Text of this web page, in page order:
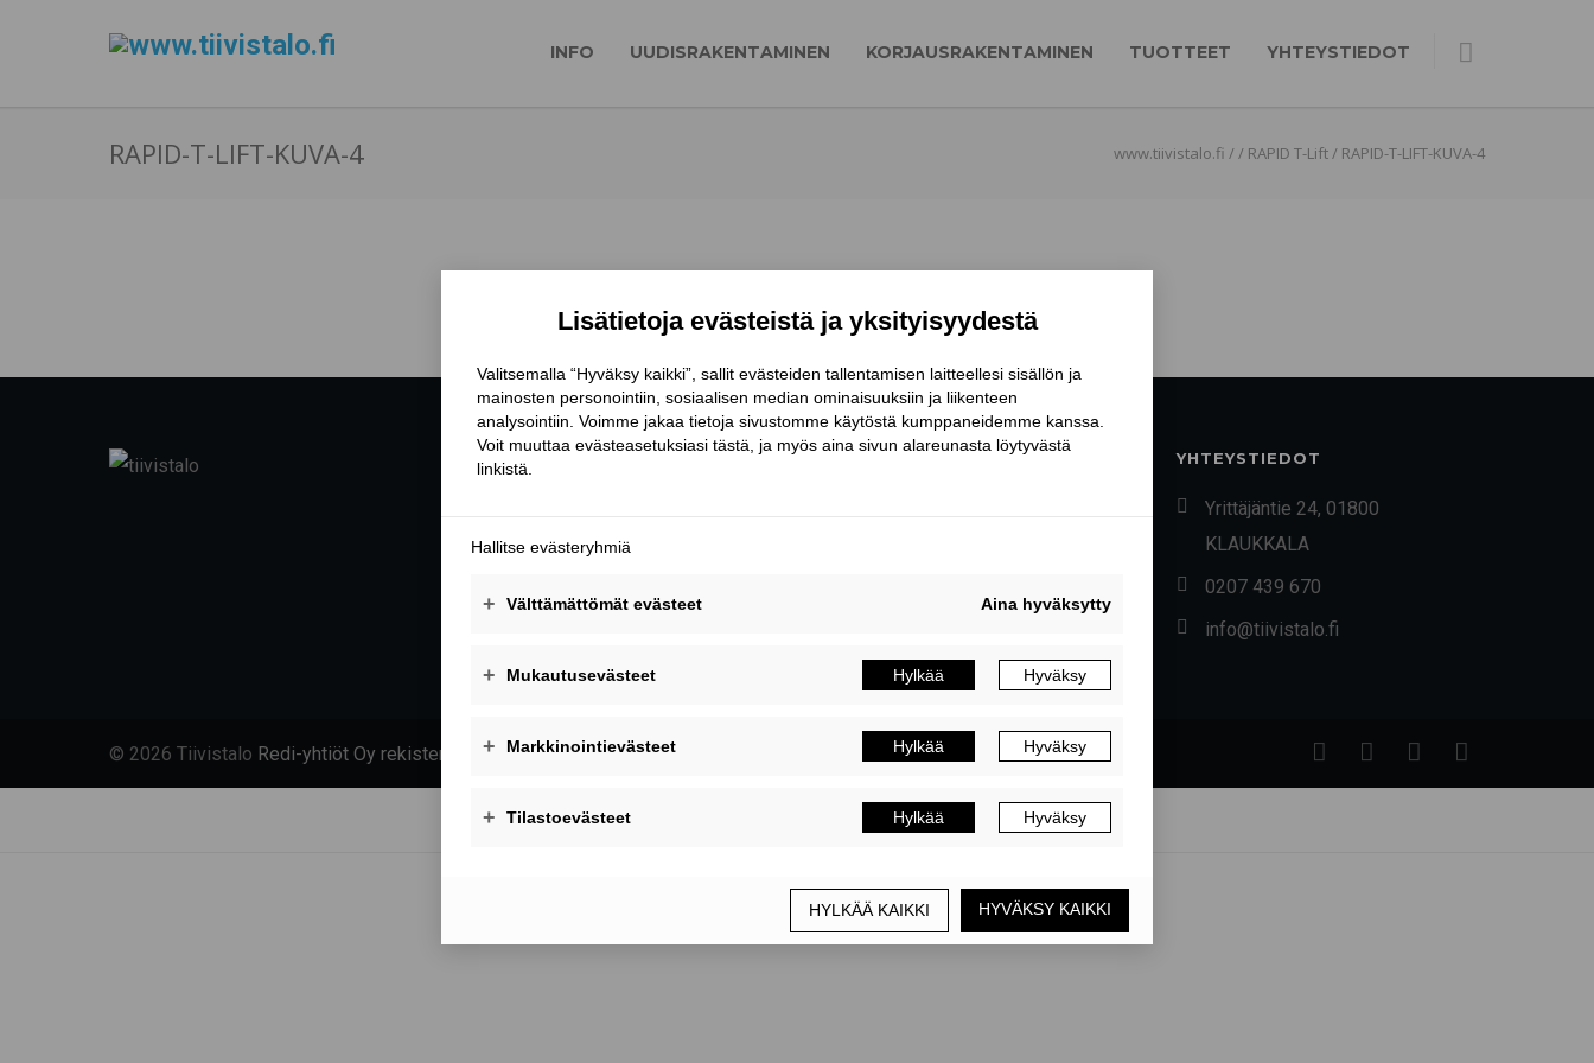
INFO UUDISRAKENTAMINEN KORJAUSRAKENTAMINEN TUOTTEET YHTEYSTIEDOT
RAPID-T-LIFT-KUVA-4 www.tiivistalo.fi // RAPID T-Lift/ RAPID-T-LIFT-KUVA-4
YHTEYSTIEDOT
Yrittäjäntie 24, 01800
KLAUKKALA
0207 439 670
info@tiivistalo.fi
© 2026 Tiivistalo Redi-yhtiöt Oy rekisteriseloste
MUOKKAA EVÄSTEASETUKSIA